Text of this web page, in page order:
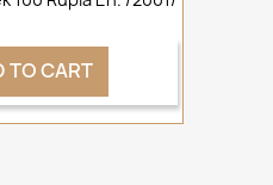
TO CART